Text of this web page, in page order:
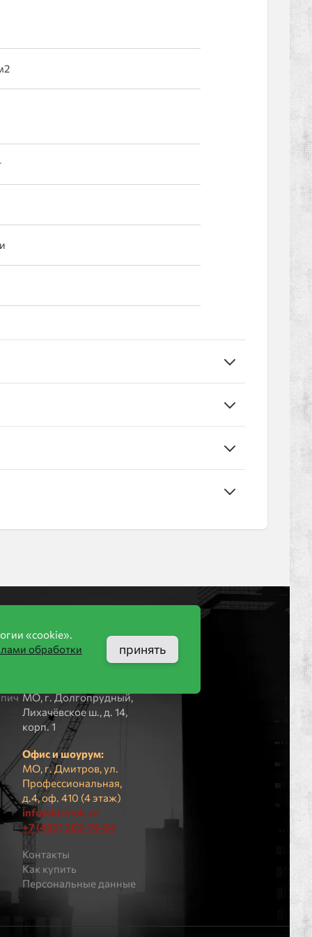
Компания
ООО «КИРБЛОК»
МO, г. Долгопрудный,
Лихачёвское ш., д. 14,
корп. 1
Офис и шоурум:
МО, г. Дмитров, ул.
Профессиональная,
д.4, оф. 410 (4 этаж)
info@kirblok.ru
+7 (495) 363-74-64
Контакты
Как купить
Персональные данные
«cookie».
обработки
принять